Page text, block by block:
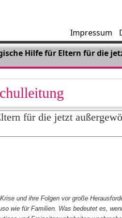
Impressum
Hilfe für Eltern für die
für die jetzt
und ihre Folgen vor große
wie für Familien. Was bedeutet es,